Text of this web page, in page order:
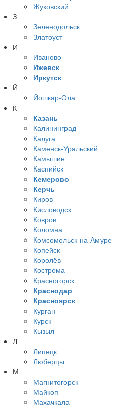
Жуковский
З
Зеленодольск
Златоуст
И
Иваново
Ижевск
Иркутск
Й
Йошкар-Ола
К
Казань
Калининград
Калуга
Каменск-Уральский
Камышин
Каспийск
Кемерово
Керчь
Киров
Кисловодск
Ковров
Коломна
Комсомольск-на-Амуре
Копейск
Королёв
Кострома
Красногорск
Краснодар
Красноярск
Курган
Курск
Кызыл
Л
Липецк
Люберцы
М
Магнитогорск
Майкоп
Махачкала